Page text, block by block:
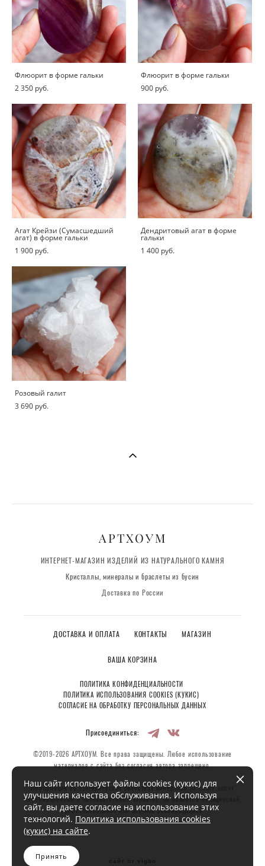
Флюорит в форме гальки
2 350 pуб.
Флюорит в форме гальки
900 pуб.
Агат Крейзи (Сумасшедший
агат) в форме гальки
1 900 pуб.
Дендритовый агат в форме
гальки
1 400 pуб.
Розовый галит
3 690 pуб.
АРТХОУМ
ИНТЕРНЕТ-МАГАЗИН ИЗДЕЛИЙ ИЗ НАТУРАЛЬНОГО КАМНЯ
Кристаллы, минералы и браслеты из бусин
Доставка по России
ДОСТАВКА И ОПЛАТА КОНТАКТЫ МАГАЗИН
ВАША КОРЗИНА
ПОЛИТИКА КОНФИДЕНЦИАЛЬНОСТИ
ПОЛИТИКА ИСПОЛЬЗОВАНИЯ COOKIES (КУКИС)
СОГЛАСИЕ НА ОБРАБОТКУ ПЕРСОНАЛЬНЫХ ДАННЫХ
Присоединиться:
©2019-2026 АРТХОУМ. Все права защищены. Любое использование
материалов с сайта без согласия автора запрещено.
Информация об эзотерических свойствах минералов на сайте носит
информационный и познавательный характер, не является медицинской,
профессиональной или научной рекомендацией.
Наш сайт использует файлы cookies (кукис) для
улучшения качества обслуживания. Используя
сайт, вы даете согласие на использование этих
технологий. Политика использования cookies
(кукис) на сайте.
Принять